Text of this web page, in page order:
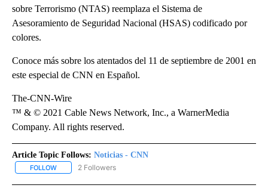
sobre Terrorismo (NTAS) reemplaza el Sistema de
Asesoramiento de Seguridad Nacional (HSAS) codificado por
colores.
Conoce más sobre los atentados del 11 de septiembre de 2001 en
este especial de CNN en Español.
The-CNN-Wire
™ & © 2021 Cable News Network, Inc., a WarnerMedia
Company. All rights reserved.
Article Topic Follows: Noticias - CNN
FOLLOW FOLLOW "NOTICIAS - CNN" TO RECEIVE NOTIFICATIONS ABOUT
2 Followers